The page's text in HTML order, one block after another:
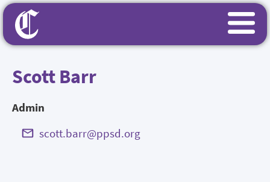
Scott Barr
Admin
scott.barr@ppsd.org